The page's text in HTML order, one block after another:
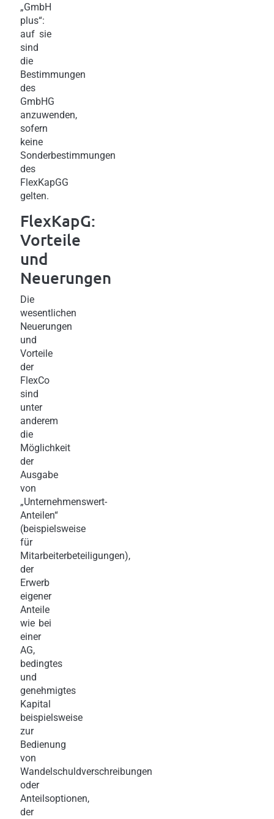
„GmbH
plus“:
auf sie
sind
die
Bestimmungen
des
GmbHG
anzuwenden,
sofern
keine
Sonderbestimmungen
des
FlexKapGG
gelten.
FlexKapG:
Vorteile
und
Neuerungen
Die
wesentlichen
Neuerungen
und
Vorteile
der
FlexCo
sind
unter
anderem
die
Möglichkeit
der
Ausgabe
von
„Unternehmenswert-
Anteilen“
(beispielsweise
für
Mitarbeiterbeteiligungen),
der
Erwerb
eigener
Anteile
wie bei
einer
AG,
bedingtes
und
genehmigtes
Kapital
beispielsweise
zur
Bedienung
von
Wandelschuldverschreibungen
oder
Anteilsoptionen,
der